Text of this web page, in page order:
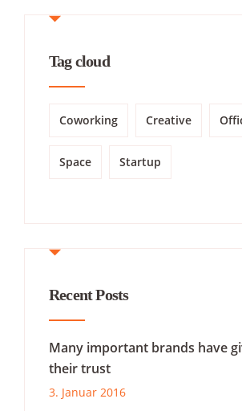
Tag cloud
Coworking Creative
Space Startup
Recent Posts
Many important brands have
their trust
3. Januar 2016